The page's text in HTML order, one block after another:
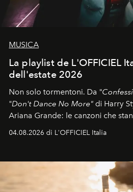
MUSICA
La playlist de L'OFFICIEL
dell'estate 2026
Non solo tormentoni. Da "
"Don't Dance No More" di Harry
Ariana Grande: le canzoni che
04.08.2026 di L'OFFICIEL Italia